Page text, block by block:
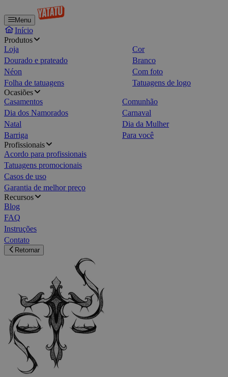
Menu
Início
Produtos
Loja
Cor
Dourado e prateado
Branco
Néon
Com foto
Folha de tatuagens
Tatuagens de logo
Ocasiões
Casamentos
Comunhão
Dia dos Namorados
Carnaval
Natal
Dia da Mulher
Barriga
Para você
Profissionais
Acordo para profissionais
Tatuagens promocionais
Casos de uso
Garantia de melhor preço
Recursos
Blog
FAQ
Instruções
Contato
Retornar